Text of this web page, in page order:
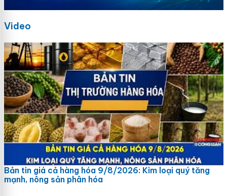
Video
Bản tin giá cả hàng hóa 9/8/2026: Kim loại quý tăng
mạnh, nông sản phân hóa